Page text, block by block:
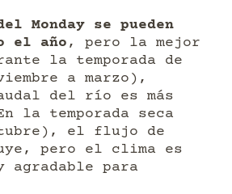
Monday se pueden
el año , pero la mejor
la temporada de
a marzo),
del río es más
la temporada seca
el flujo de
pero el clima es
agradable para